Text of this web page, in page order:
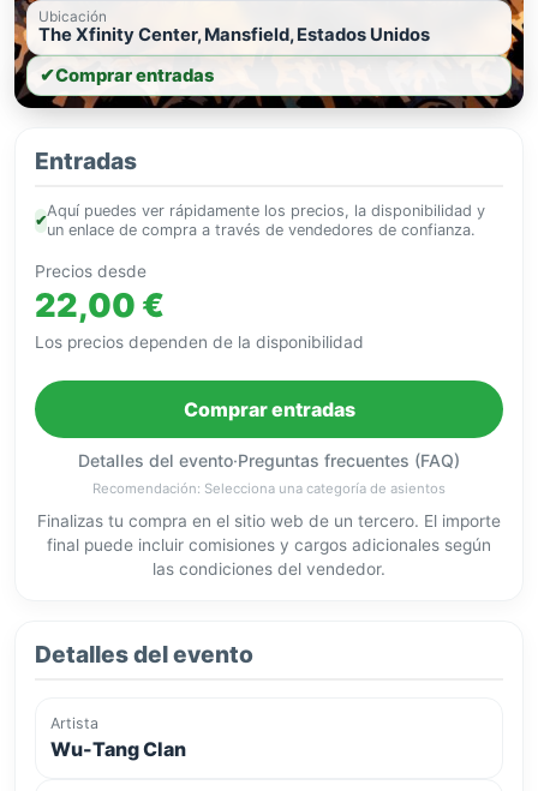
Ubicación
The Xfinity Center, Mansfield, Estados Unidos
✔Comprar entradas
Entradas
✔
Aquí puedes ver rápidamente los precios, la disponibilidad y
un enlace de compra a través de vendedores de confianza.
Precios desde
22,00 €
Los precios dependen de la disponibilidad
Comprar entradas
Detalles del evento·Preguntas frecuentes (FAQ)
Recomendación: Selecciona una categoría de asientos
Finalizas tu compra en el sitio web de un tercero. El importe
final puede incluir comisiones y cargos adicionales según
las condiciones del vendedor.
Detalles del evento
Artista
Wu-Tang Clan